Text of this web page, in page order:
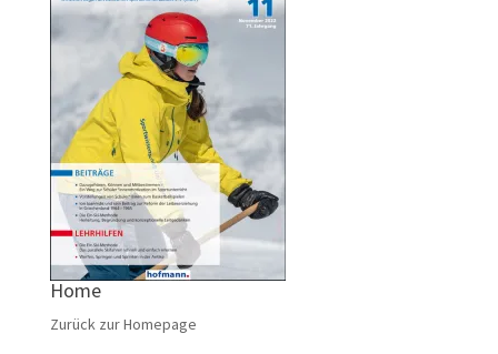
Home
Zurück zur Homepage